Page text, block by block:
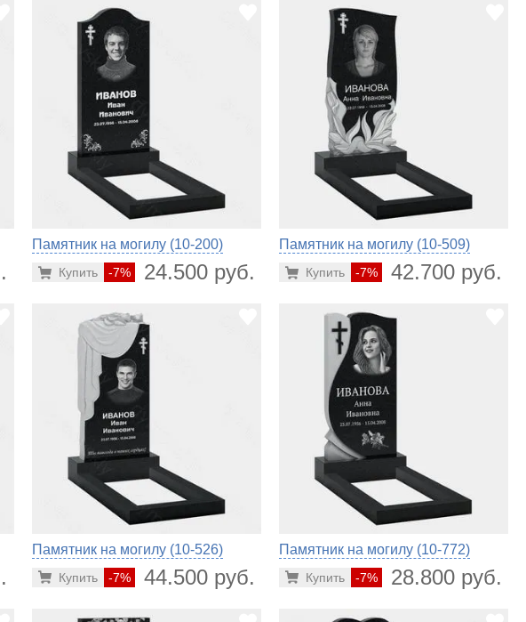
Памятник на могилу (10-200)
-7% 24.500 руб.
Купить
Памятник на могилу (10-509)
-7% 42.700 руб.
Купить
Памятник на могилу (10-526)
-7% 44.500 руб.
Купить
Памятник на могилу (10-772)
-7% 28.800 руб.
Купить